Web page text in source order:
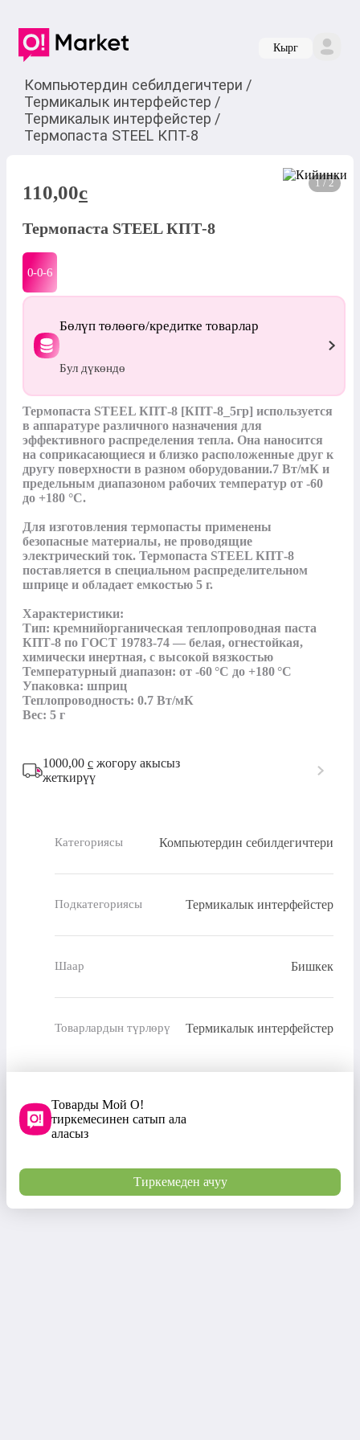
Кырг
Компьютердин себилдегичтери /
Термикалык интерфейстер /
Термикалык интерфейстер /
Термопаста STEEL КПТ-8
1 / 2
110,00c
Термопаста STEEL КПТ-8
0-0-6
Бөлүп төлөөгө/кредитке товарлар
Бул дүкөндө
Термопаста STEEL КПТ-8 [КПТ-8_5гр] используется
в аппаратуре различного назначения для
эффективного распределения тепла. Она наносится
на соприкасающиеся и близко расположенные друг к
другу поверхности в разном оборудовании.7 Вт/мК и
предельным диапазоном рабочих температур от -60
до +180 °С.
Для изготовления термопасты применены
безопасные материалы, не проводящие
электрический ток. Термопаста STEEL КПТ-8
поставляется в специальном распределительном
шприце и обладает емкостью 5 г.
Характеристики:
Тип: кремнийорганическая теплопроводная паста
КПТ-8 по ГОСТ 19783‑74 — белая, огнестойкая,
химически инертная, с высокой вязкостью
Температурный диапазон: от ‑60 °C до +180 °C
Упаковка: шприц
Теплопроводность: 0.7 Вт/мК
Вес: 5 г
1000,00 с жогору акысыз
жеткирүү
Категориясы Компьютердин себилдегичтери
Подкатегориясы Термикалык интерфейстер
Шаар Бишкек
Товарлардын түрлөрү Термикалык интерфейстер
Товарды Мой О!
тиркемесинен сатып ала
аласыз
Тиркемеден ачуу